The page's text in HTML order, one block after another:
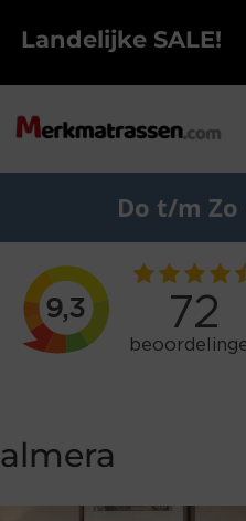
Landelijke SALE!
Do t/m Zo
almera